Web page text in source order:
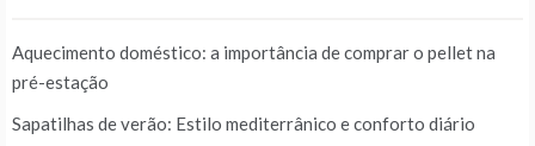
Aquecimento doméstico: a importância de comprar o pellet na
pré-estação
Sapatilhas de verão: Estilo mediterrânico e conforto diário